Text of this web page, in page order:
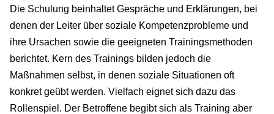
Die Schulung beinhaltet Gespräche und Erklärungen, bei
denen der Leiter über soziale Kompetenzprobleme und
ihre Ursachen sowie die geeigneten Trainingsmethoden
berichtet. Kern des Trainings bilden jedoch die
Maßnahmen selbst, in denen soziale Situationen oft
konkret geübt werden. Vielfach eignet sich dazu das
Rollenspiel. Der Betroffene begibt sich als Training aber